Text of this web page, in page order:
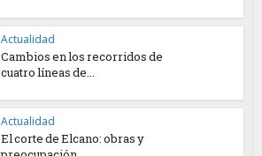
Actualidad
Cambios en los recorridos de
cuatro líneas de...
Actualidad
El corte de Elcano: obras y